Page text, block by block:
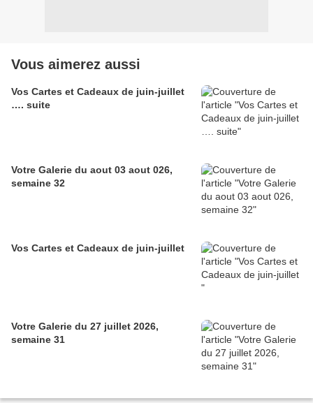
Vous aimerez aussi
Vos Cartes et Cadeaux de juin-juillet
…. suite
Votre Galerie du aout 03 aout 026,
semaine 32
Vos Cartes et Cadeaux de juin-juillet
Votre Galerie du 27 juillet 2026,
semaine 31